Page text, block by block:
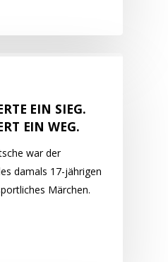
EIN SIEG.
EIN WEG.
war der
damals 17-jährigen
Märchen.